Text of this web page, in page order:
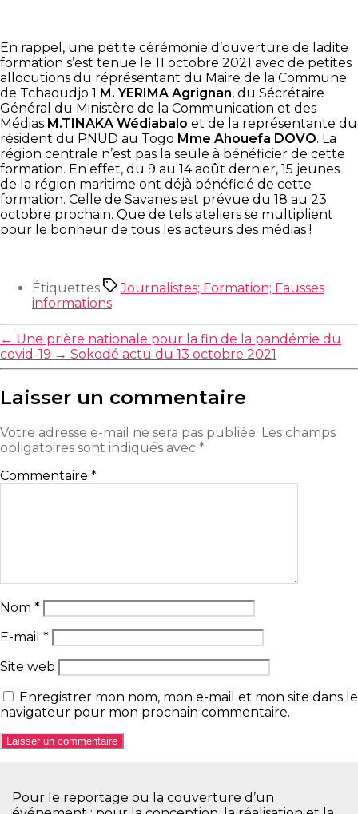
En rappel, une petite cérémonie d’ouverture de ladite
formation s’est tenue le 11 octobre 2021 avec de petites
allocutions du réprésentant du Maire de la Commune
de Tchaoudjo 1 M. YERIMA Agrignan, du Sécrétaire
Général du Ministère de la Communication et des
Médias M.TINAKA Wédiabalo et de la représentante du
résident du PNUD au Togo Mme Ahouefa DOVO. La
région centrale n’est pas la seule à bénéficier de cette
formation. En effet, du 9 au 14 août dernier, 15 jeunes
de la région maritime ont déjà bénéficié de cette
formation. Celle de Savanes est prévue du 18 au 23
octobre prochain. Que de tels ateliers se multiplient
pour le bonheur de tous les acteurs des médias !
Étiquettes
Journalistes; Formation; Fausses
informations
← Une prière nationale pour la fin de la pandémie du
covid-19 → Sokodé actu du 13 octobre 2021
Laisser un commentaire
Votre adresse e-mail ne sera pas publiée. Les champs
obligatoires sont indiqués avec *
Commentaire *
Nom *
E-mail *
Site web
Enregistrer mon nom, mon e-mail et mon site dans le
navigateur pour mon prochain commentaire.
Pour le reportage ou la couverture d’un